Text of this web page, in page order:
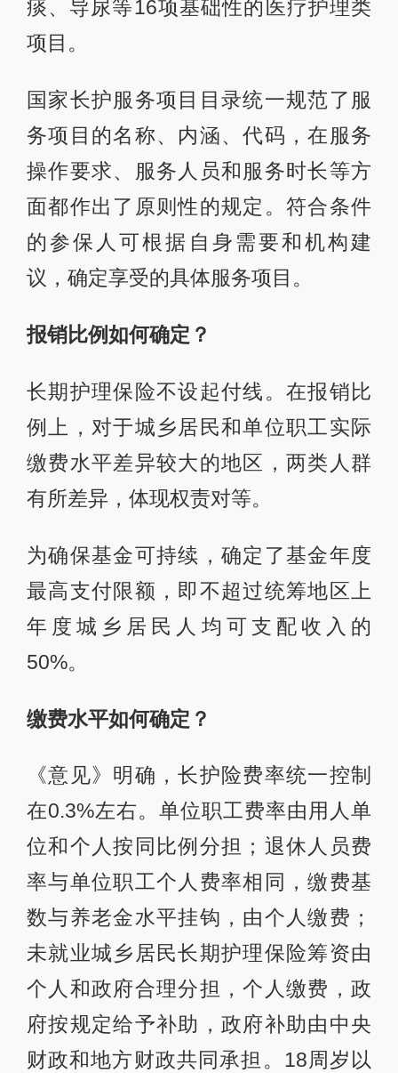
痰、导尿等16项基础性的医疗护理类
项目。
国家长护服务项目目录统一规范了服
务项目的名称、内涵、代码，在服务
操作要求、服务人员和服务时长等方
面都作出了原则性的规定。符合条件
的参保人可根据自身需要和机构建
议，确定享受的具体服务项目。
报销比例如何确定？
长期护理保险不设起付线。在报销比
例上，对于城乡居民和单位职工实际
缴费水平差异较大的地区，两类人群
有所差异，体现权责对等。
为确保基金可持续，确定了基金年度
最高支付限额，即不超过统筹地区上
年度城乡居民人均可支配收入的
50%。
缴费水平如何确定？
《意见》明确，长护险费率统一控制
在0.3%左右。单位职工费率由用人单
位和个人按同比例分担；退休人员费
率与单位职工个人费率相同，缴费基
数与养老金水平挂钩，由个人缴费；
未就业城乡居民长期护理保险筹资由
个人和政府合理分担，个人缴费，政
府按规定给予补助，政府补助由中央
财政和地方财政共同承担。18周岁以